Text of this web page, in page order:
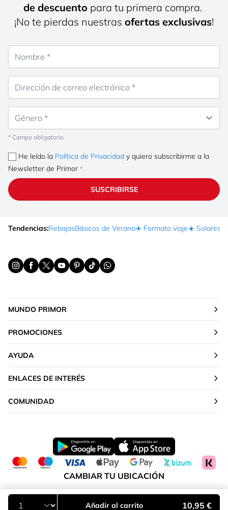
Añadir al carrito 10,95 €
de descuento para tu primera compra.
¡No te pierdas nuestras ofertas exclusivas!
* Campo obligatorio
He leído la Política de Privacidad y quiero subscribirme a la
Newsletter de Primor
SUSCRIBIRSE
Tendencias:RebajasBásicos de Verano✈️ Formato viaje☀️ Solares
MUNDO PRIMOR
PROMOCIONES
AYUDA
ENLACES DE INTERÉS
COMUNIDAD
CAMBIAR TU UBICACIÓN
Península y Baleares